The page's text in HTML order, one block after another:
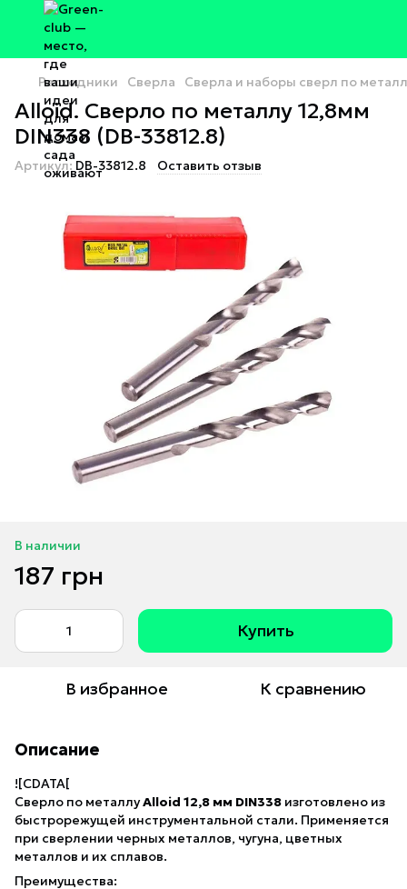
Расходники Сверла Сверла и наборы сверл по
Alloid. Сверло по металлу 12,8мм
DIN338 (DB-33812.8)
Артикул: DB-33812.8 Оставить отзыв
В наличии
187 грн
Купить
В избранное К сравнению
Описание
![CDATA[
Сверло по металлуAlloid 12,8 мм DIN338 изготовлено из
быстрорежущей инструментальной стали. Применяется
при сверлении черных металлов, чугуна, цветных
металлов и их сплавов.
Преимущества: